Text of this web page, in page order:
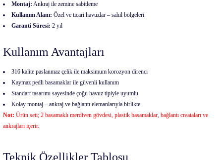
Montaj: Ankraj ile zemine sabitleme
Kullanım Alanı: Özel ve ticari havuzlar – sahil bölgeleri
Garanti Süresi: 2 yıl
Kullanım Avantajları
316 kalite paslanmaz çelik ile maksimum korozyon direnci
Kaymaz pedli basamaklar ile güvenli kullanım
Standart tasarımı sayesinde çoğu havuz tipiyle uyumlu
Kolay montaj – ankraj ve bağlantı elemanlarıyla birlikte
Not: Ürün seti; 2 basamaklı merdiven gövdesi, plastik basamaklar, bağlantı cıvataları ve
ankrajları içerir.
Teknik Özellikler Tablosu